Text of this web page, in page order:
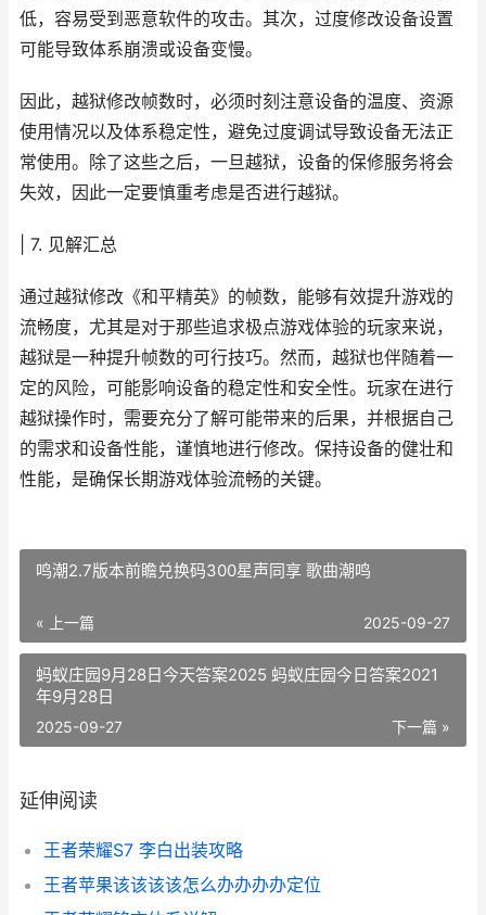
低，容易受到恶意软件的攻击。其次，过度修改设备设置
可能导致体系崩溃或设备变慢。
因此，越狱修改帧数时，必须时刻注意设备的温度、资源
使用情况以及体系稳定性，避免过度调试导致设备无法正
常使用。除了这些之后，一旦越狱，设备的保修服务将会
失效，因此一定要慎重考虑是否进行越狱。
| 7. 见解汇总
通过越狱修改《和平精英》的帧数，能够有效提升游戏的
流畅度，尤其是对于那些追求极点游戏体验的玩家来说，
越狱是一种提升帧数的可行技巧。然而，越狱也伴随着一
定的风险，可能影响设备的稳定性和安全性。玩家在进行
越狱操作时，需要充分了解可能带来的后果，并根据自己
的需求和设备性能，谨慎地进行修改。保持设备的健壮和
性能，是确保长期游戏体验流畅的关键。
鸣潮2.7版本前瞻兑换码300星声同享 歌曲潮鸣
« 上一篇 2025-09-27
蚂蚁庄园9月28日今天答案2025 蚂蚁庄园今日答案2021
年9月28日
下一篇 »
2025-09-27
延伸阅读
王者荣耀S7 李白出装攻略
王者苹果该该该该怎么办办办办定位